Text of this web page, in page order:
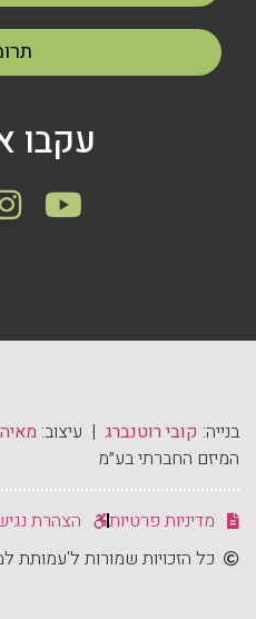
עקבו
בנייה: קובי רוטנברג | עיצוב:
המיזם החברתי בע״מ
מדיניות פרטיות הצהרת
כל הזכויות שמורות ל'עמותת